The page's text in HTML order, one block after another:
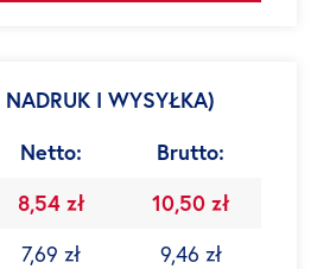
I WYSYŁKA)
Netto:
Brutto:
8,54 zł
10,50 zł
7,69 zł
9,46 zł